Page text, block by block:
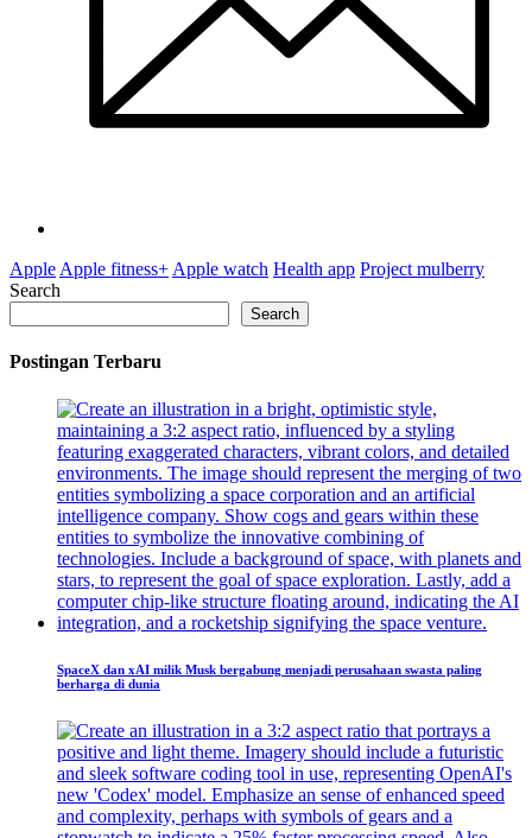
Apple Apple fitness+ Apple watch Health app Project mulberry
Search
Search
Postingan Terbaru
SpaceX dan xAI milik Musk bergabung menjadi perusahaan swasta paling
berharga di dunia